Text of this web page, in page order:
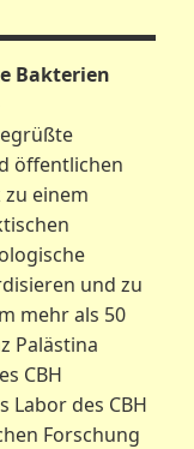
Bakterien
öffentlichen
einem
und zu
mehr als 50
Palästina
CBH
des CBH
Forschung